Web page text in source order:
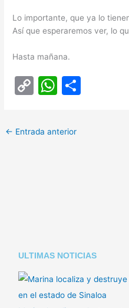
Lo importante, que ya lo
Así que esperaremos ver, lo
Hasta mañana.
C
p
y
W
at
s
← Entrada anterior
ULTIMAS NOTICIAS